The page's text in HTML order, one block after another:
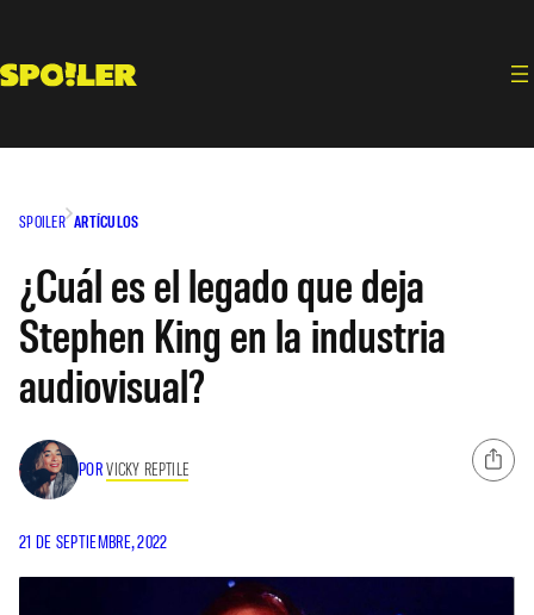
contenido
SPOILER ARTÍCULOS
¿Cuál es el legado que deja
Stephen King en la industria
audiovisual?
PORVICKY REPTILE
21 DE SEPTIEMBRE, 2022